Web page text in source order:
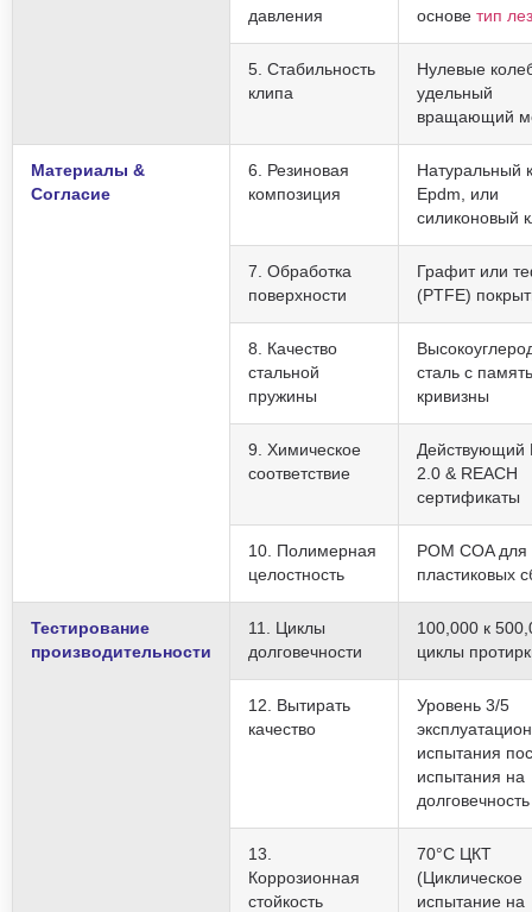
давления
основе тип
5. Стабильность
клипа
Нулевые
удельный
вращающий
Материалы &
Согласие
6. Резиновая
композиция
Натуральный
Epdm, или
силиконовый
7. Обработка
поверхности
Графит или
(PTFE)
8. Качество
стальной
пружины
сталь с
кривизны
9. Химическое
соответствие
Действующий
2.0 & REACH
сертификаты
10. Полимерная
целостность
POM COA для
пластиковых
Тестирование
производительности
11. Циклы
долговечности
100,000 к
циклы
12. Вытирать
качество
Уровень 3/5
испытания
испытания на
долговечность
13.
Коррозионная
стойкость
70°С ЦКТ
(Циклическое
испытание на